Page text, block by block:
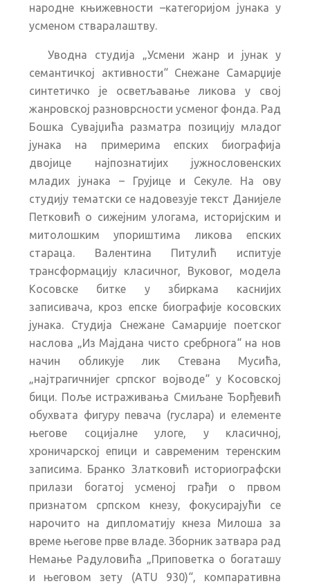
народне књижевности –категоријом јунака у
усменом стваралаштву.
Уводна студија „Усмени жанр и јунак у
семантичкој активности“ Снежане Самарџије
синтетичко је осветљавање ликова у свој
жанровској разноврсности усменог фонда. Рад
Бошка Сувајџића разматра позицију младог
јунака на примерима епских биографија
двојице најпознатијих јужнословенских
младих јунака – Грујице и Секуле. На ову
студију тематски се надовезује текст Данијеле
Петковић о сижејним улогама, историјским и
митолошким упориштима ликова епских
стараца. Валентина Питулић испитује
трансформацију класичног, Вуковог, модела
Косовске битке у збиркама каснијих
записивача, кроз епске биографије косовских
јунака. Студија Снежане Самарџије поетског
наслова „Из Мајдана чисто сребрнога“ на нов
начин обликује лик Стевана Мусића,
„најтрагичнијег српског војводе“ у Косовској
бици. Поље истраживања Смиљане Ђорђевић
обухвата фигуру певача (гуслара) и елементе
његове социјалне улоге, у класичној,
хроничарској епици и савременим теренским
записима. Бранко Златковић историографски
прилази богатој усменој грађи о првом
признатом српском кнезу, фокусирајући се
нарочито на дипломатију кнеза Милоша за
време његове прве владе. Зборник затвара рад
Немање Радуловића „Приповетка о богаташу
и његовом зету (АTU 930)“, компаративна